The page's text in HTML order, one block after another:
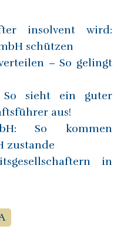
insolvent wird:
schützen
– So gelingt
So sieht ein guter
aus!
So kommen
zustande
in